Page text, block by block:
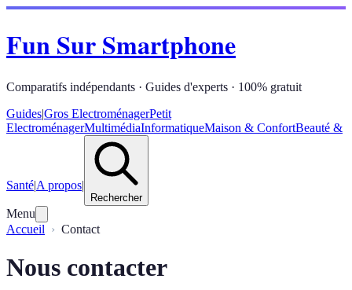
Fun Sur Smartphone
Comparatifs indépendants · Guides d'experts · 100% gratuit
Guides|Gros ElectroménagerPetit
ElectroménagerMultimédiaInformatiqueMaison & ConfortBeauté &
Santé|A propos|
Rechercher
Menu
Accueil
Contact
Nous contacter